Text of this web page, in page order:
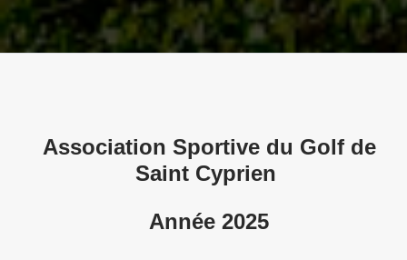
Association Sportive du Golf de
Saint Cyprien
Année 2025